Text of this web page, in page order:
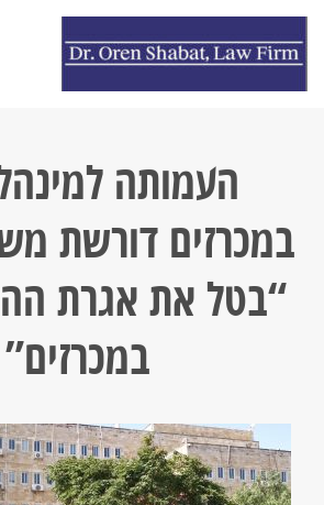
העמותה
במכרזים דורשת
“בטל את אגרת
במכרזים”